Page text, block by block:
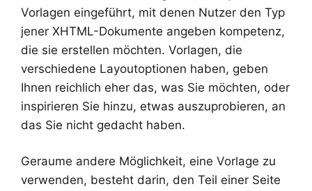
Vorlagen eingeführt, mit denen Nutzer den Typ
jener XHTML-Dokumente angeben kompetenz,
die sie erstellen möchten. Vorlagen, die
verschiedene Layoutoptionen haben, geben
Ihnen reichlich eher das, was Sie möchten, oder
inspirieren Sie hinzu, etwas auszuprobieren, an
das Sie nicht gedacht haben.
Geraume andere Möglichkeit, eine Vorlage zu
verwenden, besteht darin, den Teil einer Seite